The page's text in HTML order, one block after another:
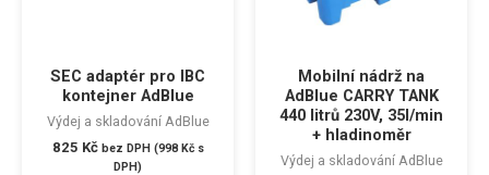
SEC adaptér pro IBC
kontejner AdBlue
Výdej a skladování AdBlue
825 Kč bez DPH (998 Kčs
DPH)
Mobilní nádrž na
AdBlue CARRY TANK
440 litrů 230V, 35l/min
+ hladinoměr
Výdej a skladování AdBlue